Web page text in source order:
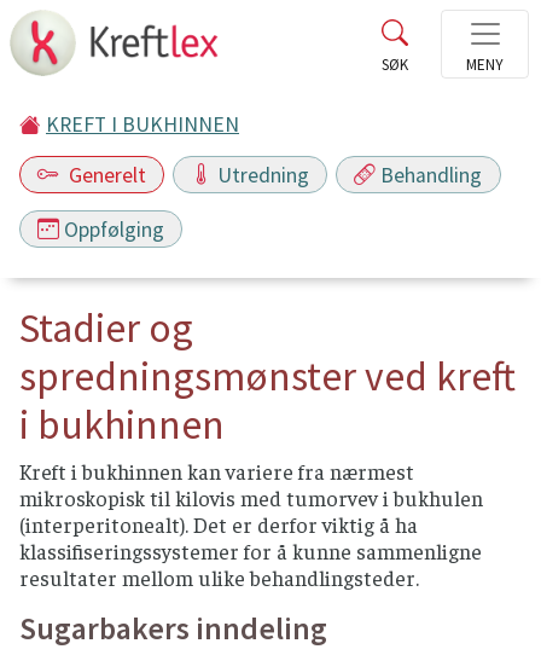
KREFT I BUKHINNEN
Generelt
Utredning Behandling
Oppfølging
Stadier og
spredningsmønster ved kreft
i bukhinnen
Kreft i bukhinnen kan variere fra nærmest
mikroskopisk til kilovis med tumorvev i bukhulen
(interperitonealt). Det er derfor viktig å ha
klassifiseringssystemer for å kunne sammenligne
resultater mellom ulike behandlingsteder.
Sugarbakers inndeling